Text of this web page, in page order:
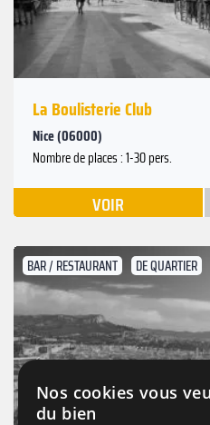
La Boulisterie Club
Nice (06000)
Nombre de places : 1-30 pers.
VOIR
BAR / RESTAURANT DE QUARTIER
Nos cookies vous
du bien